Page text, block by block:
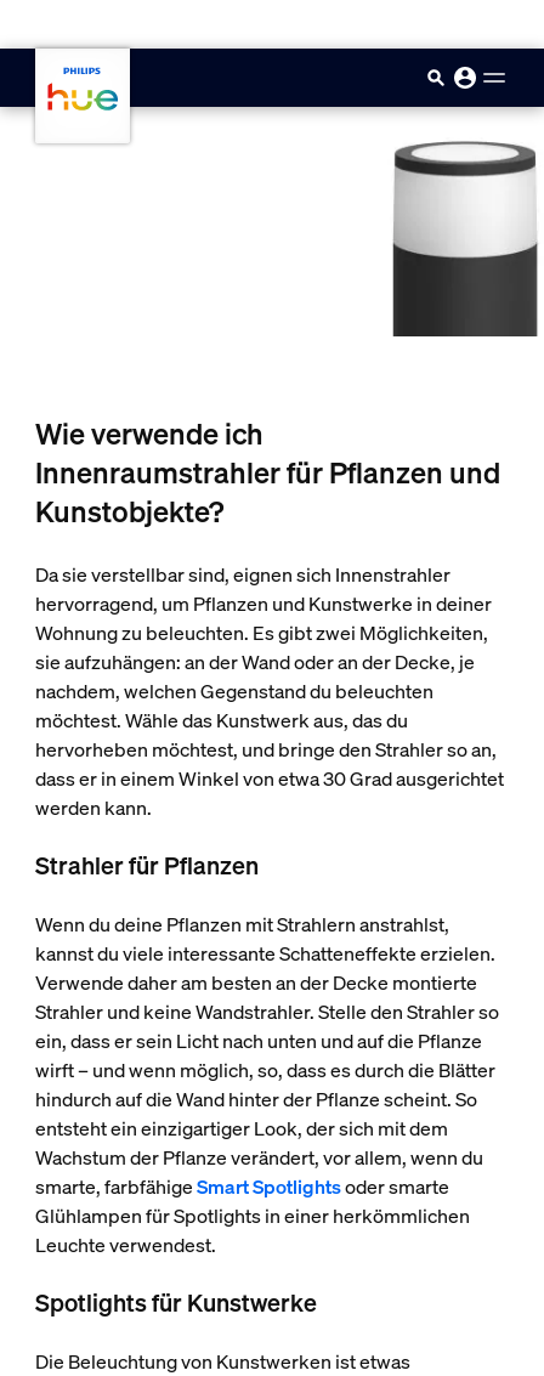
Wie verwende ich
Innenraumstrahler für Pflanzen und
Kunstobjekte?
Da sie verstellbar sind, eignen sich Innenstrahler
hervorragend, um Pflanzen und Kunstwerke in deiner
Wohnung zu beleuchten. Es gibt zwei Möglichkeiten,
sie aufzuhängen: an der Wand oder an der Decke, je
nachdem, welchen Gegenstand du beleuchten
möchtest. Wähle das Kunstwerk aus, das du
hervorheben möchtest, und bringe den Strahler so an,
dass er in einem Winkel von etwa 30 Grad ausgerichtet
werden kann.
Strahler für Pflanzen
Wenn du deine Pflanzen mit Strahlern anstrahlst,
kannst du viele interessante Schatteneffekte erzielen.
Verwende daher am besten an der Decke montierte
Strahler und keine Wandstrahler. Stelle den Strahler so
ein, dass er sein Licht nach unten und auf die Pflanze
wirft – und wenn möglich, so, dass es durch die Blätter
hindurch auf die Wand hinter der Pflanze scheint. So
entsteht ein einzigartiger Look, der sich mit dem
Wachstum der Pflanze verändert, vor allem, wenn du
smarte, farbfähigeSmart Spotlightsoder smarte
Glühlampen für Spotlights in einer herkömmlichen
Leuchte verwendest.
Spotlights für Kunstwerke
Die Beleuchtung von Kunstwerken ist etwas